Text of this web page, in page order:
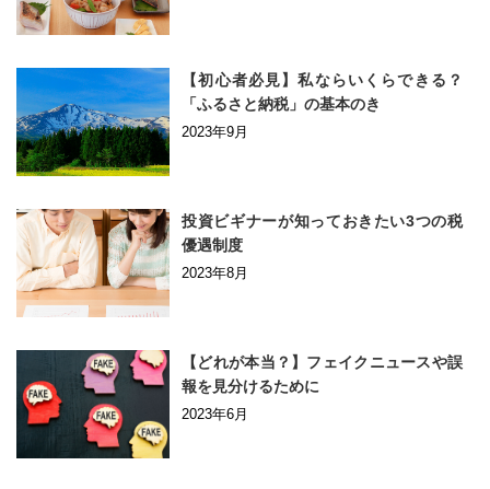
【初心者必見】私ならいくらできる？
「ふるさと納税」の基本のき
2023年9月
投資ビギナーが知っておきたい3つの税
優遇制度
2023年8月
【どれが本当？】フェイクニュースや誤
報を見分けるために
2023年6月